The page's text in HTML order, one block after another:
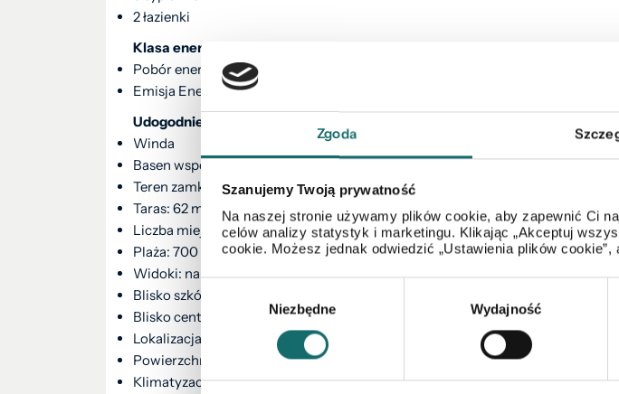
Zgoda
Szanujemy Twoją prywatność
Na naszej stronie używamy plików cookie, aby zapewnić Ci
celów analizy statystyk i marketingu. Klikając „Akceptuj
cookie. Możesz jednak odwiedzić „Ustawienia plików
Niezbędne Wydajność
2 łazienki
Klasa energetyczna:
Pobór energii: B
Emisja Energii: B
Udogodnienia:
Winda
Basen wspólny
Teren zamknięty
Taras: 62 m²
Liczba miejsc parkingowych: 1
Plaża: 700 metrów
Widoki: na morze
Blisko szkół
Blisko centrum handlowego
Lokalizacja: nadmorska, urbanizacja
Powierzchnia użytkowa: 82 m²
Klimatyzacja: przygotowana instalacja